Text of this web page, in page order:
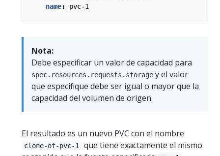
name: pvc-1
Nota:
Debe especificar un valor de capacidad para
spec.resources.requests.storage y el valor
que especifique debe ser igual o mayor que la
capacidad del volumen de origen.
El resultado es un nuevo PVC con el nombre
clone-of-pvc-1
que tiene exactamente el mismo